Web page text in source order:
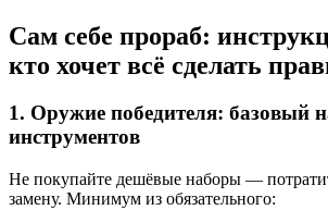
Сам себе прораб:
кто хочет всё сделать
1. Оружие победителя: базовый
инструментов
Не покупайте дешёвые наборы —
замену. Минимум из обязательного: